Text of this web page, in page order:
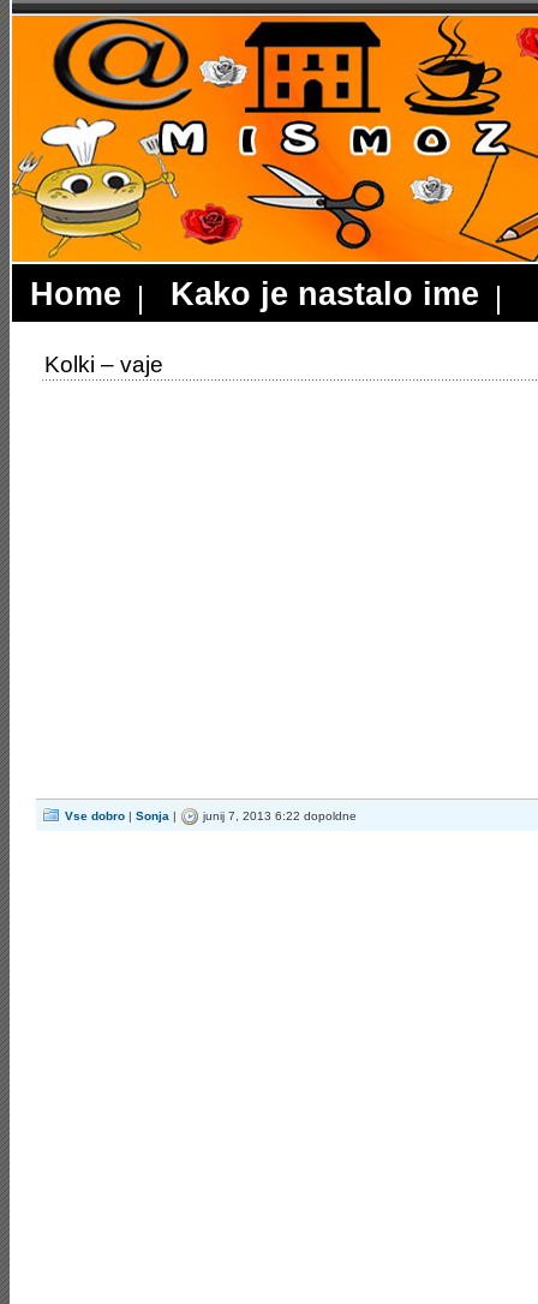
Home Kako je nastalo ime
Kolki – vaje
Vse dobro | Sonja | junij 7, 2013 6:22 dopoldne